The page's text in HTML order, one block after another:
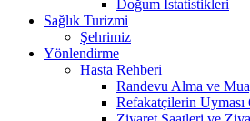
Doğum İstatistikleri
Sağlık Turizmi
Şehrimiz
Yönlendirme
Hasta Rehberi
Randevu Alma ve
Refakatçilerin